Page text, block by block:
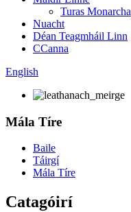
Turas Monarcha
Nuacht
Déan Teagmháil Linn
CCanna
English
Mála Tíre
Baile
Táirgí
Mála Tíre
Catagóirí